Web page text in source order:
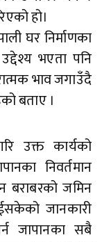
हो।
घर निर्माणका
भएता पनि
भाव जगाउँदै
बताए ।
उक्त कार्यको
निवर्तमान
बराबरको जमिन
जानकारी
जापानका सबै